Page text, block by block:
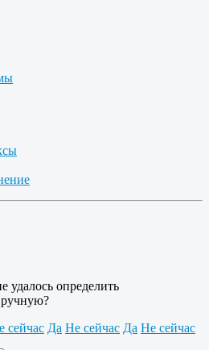
удалось определить
сейчас Да Не сейчас Да Не сейчас